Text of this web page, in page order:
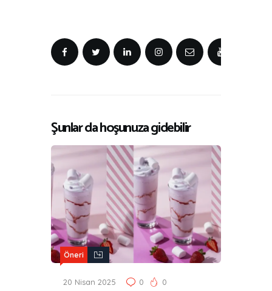
Şunlar da hoşunuza gidebilir
Öneri
20 Nisan 2025 0 0